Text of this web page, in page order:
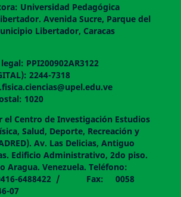
Universidad Pedagógica
Avenida Sucre, Parque del
Libertador, Caracas
PPI200902AR3122
2244-7318
1020
el Centro de Investigación Estudios
Salud, Deporte, Recreación y
Av. Las Delicias, Antiguo
Edificio Administrativo, 2do piso.
Aragua. Venezuela. Teléfono:
6488422 / Fax: 0058
07